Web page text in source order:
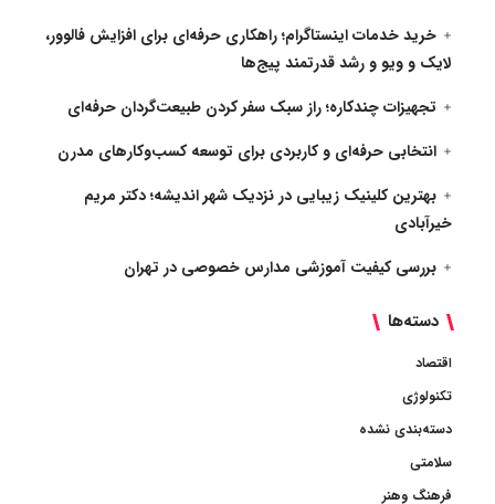
خرید خدمات اینستاگرام؛ راهکاری حرفه‌ای برای افزایش فالوور،
لایک و ویو و رشد قدرتمند پیج‌ها
تجهیزات چندکاره؛ راز سبک سفر کردن طبیعت‌گردان حرفه‌ای
انتخابی حرفه‌ای و کاربردی برای توسعه کسب‌وکارهای مدرن
بهترین کلینیک زیبایی در نزدیک شهر اندیشه؛ دکتر مریم
خیرآبادی
بررسی کیفیت آموزشی مدارس خصوصی در تهران
دسته‌ها
اقتصاد
تکنولوژی
دسته‌بندی نشده
سلامتی
فرهنگ وهنر